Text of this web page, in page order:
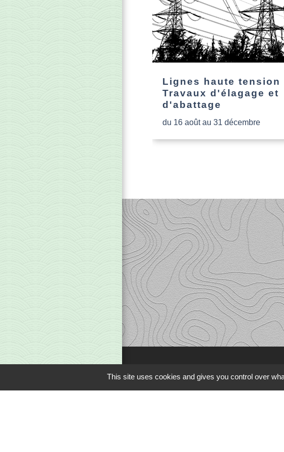
Lignes haute tension
Travaux d'élagage et
d'abattage
du 16 août au 31 décembre
Liens
This site uses cookies and gives you control over